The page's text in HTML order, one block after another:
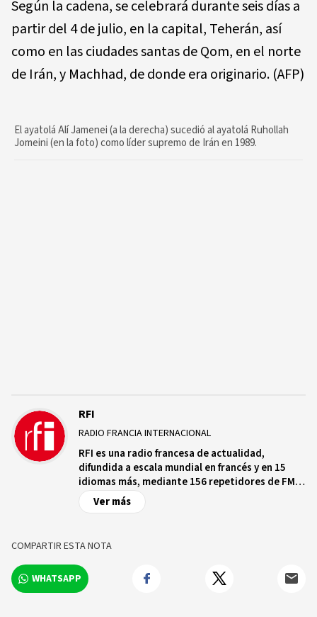
Según la cadena, se celebrará durante seis días a
partir del 4 de julio, en la capital, Teherán, así
como en las ciudades santas de Qom, en el norte
de Irán, y Machhad, de donde era originario. (AFP)
El ayatolá Alí Jamenei (a la derecha) sucedió al ayatolá Ruhollah
Jomeini (en la foto) como líder supremo de Irán en 1989.
RFI
RADIO FRANCIA INTERNACIONAL
RFI es una radio francesa de actualidad,
difundida a escala mundial en francés y en 15
idiomas más, mediante 156 repetidores de FM
en ondas medias y cortas en una treintena de
satélites a destino de los cinco continentes, en
emiten sus programas.
Ver más
COMPARTIR ESTA NOTA
WHATSAPP